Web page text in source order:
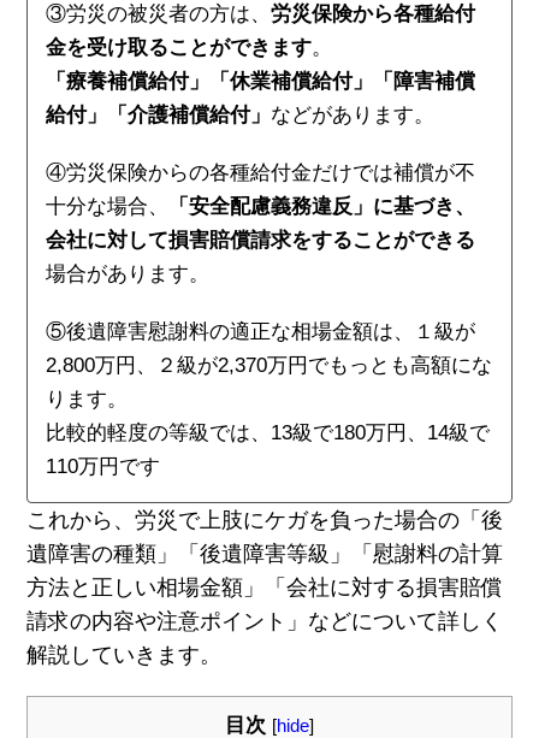
③労災の被災者の方は、 労災保険から各種給付
金を受け取ることができます。
「療養補償給付」「休業補償給付」「障害補償
給付」「介護補償給付」 などがあります。
④労災保険からの各種給付金だけでは補償が不
十分な場合、
「安全配慮義務違反」に基づき、
会社に対して損害賠償請求をすることができる
場合があります。
⑤後遺障害慰謝料の適正な相場金額は、１級が
2,800万円、２級が2,370万円でもっとも高額にな
ります。
比較的軽度の等級では、13級で180万円、14級で
110万円です
これから、労災で上肢にケガを負った場合の「後
遺障害の種類」「後遺障害等級」「慰謝料の計算
方法と正しい相場金額」「会社に対する損害賠償
請求の内容や注意ポイント」などについて詳しく
解説していきます。
目次 [hide]